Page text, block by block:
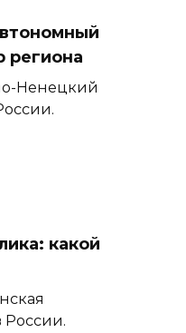
региона
Ненецкий
какой
России.